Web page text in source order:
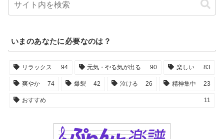
いまのあなたに必要なのは？
リラックス 94 元気・やる気が出る 90 楽しい 83
爽やか 74 爆裂 42 泣ける 26 精神集中 23
おすすめ 11